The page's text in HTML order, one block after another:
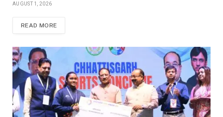
AUGUST 1, 2026
READ MORE